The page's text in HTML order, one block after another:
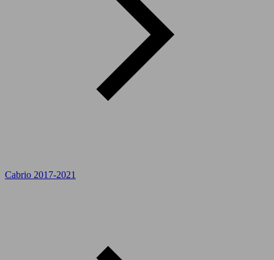
Cabrio 2017-2021